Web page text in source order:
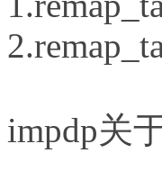
impdp关